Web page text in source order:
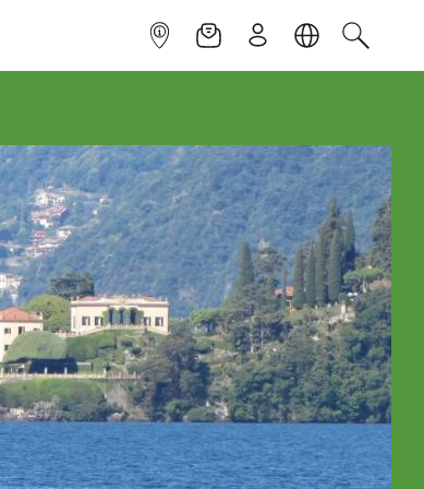
INFOPOINTNEWSLETTER
ISCRIVITILINGUACERCA